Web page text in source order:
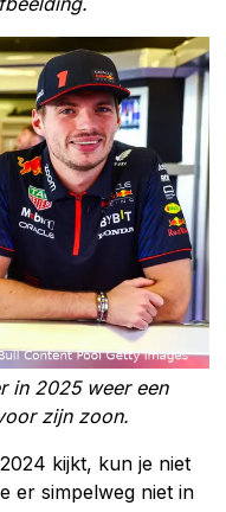
in 2025 weer een
zijn zoon.
kijkt, kun je niet
er simpelweg niet in